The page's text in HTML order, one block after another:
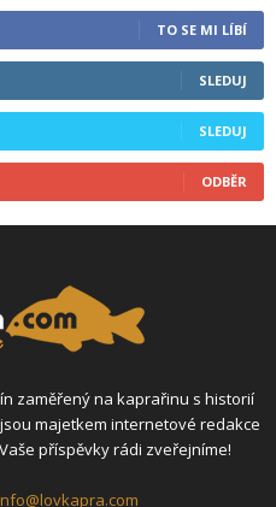
TO SE MI LÍBÍ
SLEDUJ
SLEDUJ
ODBĚR
zaměřený na kaprařinu s historií
majetkem internetové redakce
příspěvky rádi zveřejníme!